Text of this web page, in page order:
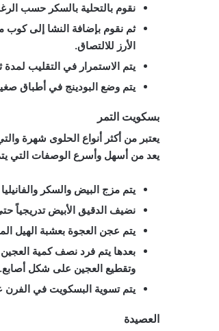
نقوم بالتحلية بالسكر حسب
ثم نقوم بإضافة النشا إلى كوب
الأرز للالتصاق.
يتم الاستمرار في التقليب لمدة
يتم وضع البودينج في أطباق
بسكويت التمر
يعتبر من أكثر أنواع الحلوى شهرة
يعد من أسهل وأسرع الوصفات التي
يتم مزج البيض والسكر
نضيف الدقيق الأبيض تدريجياً
يتم عجن العجوة بعشبة الهيل
بعدها يتم فرد نصف كمية
وتقطيع العجين على شكل أصابع.
يتم تسوية البسكويت في الفرن على درجة حرارة 180 درجة، حتى
العصيدة